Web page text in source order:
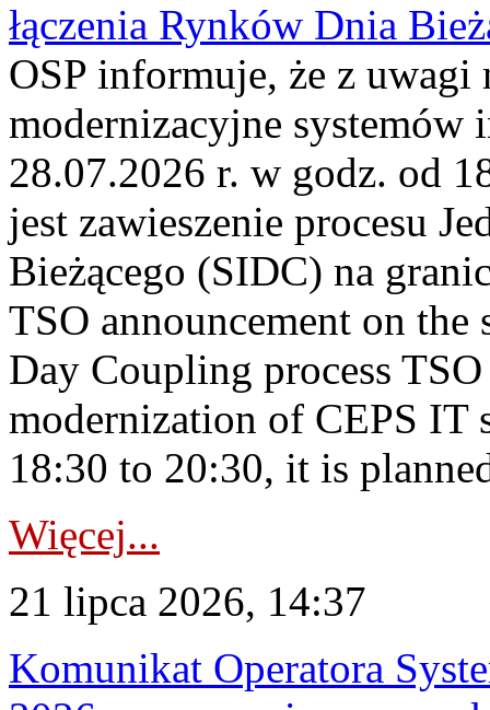
łączenia Rynków Dnia
OSP informuje, że z uwagi
modernizacyjne
28.07.2026 r. w godz. od
jest zawieszenie procesu
Bieżącego (SIDC) na
TSO announcement on
Day Coupling process
modernization of CEPS IT
18:30 to 20:30, it is
Więcej...
21 lipca 2026, 14:37
Komunikat Operatora